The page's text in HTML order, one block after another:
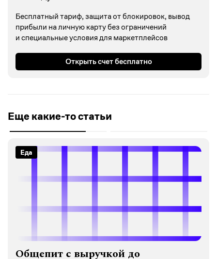
Бесплатный тариф, защита от блокировок, вывод
прибыли на личную карту без ограничений
и специальные условия для маркетплейсов
Открыть счет бесплатно
Еще какие-то статьи
Еда
Общепит с выручкой до